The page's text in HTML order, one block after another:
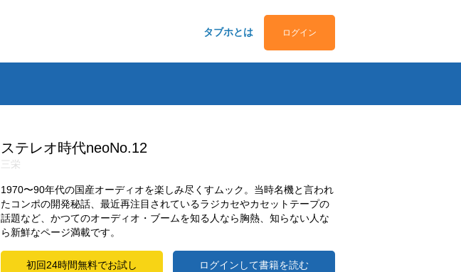
タブホとは ログイン
ステレオ時代neoNo.12
三栄
1970〜90年代の国産オーディオを楽しみ尽くすムック。当時名機と言われ
たコンポの開発秘話、最近再注目されているラジカセやカセットテープの
話題など、かつてのオーディオ・ブームを知る人なら胸熱、知らない人な
ら新鮮なページ満載です。
初回24時間無料でお試し ログインして書籍を読む